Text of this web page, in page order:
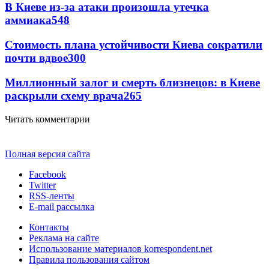
В Киеве из-за атаки произошла утечка
аммиака548
Стоимость плана устойчивости Киева сократили
почти вдвое300
Миллионный залог и смерть близнецов: в Киеве
раскрыли схему врача265
Читать комментарии
Полная версия сайта
Facebook
Twitter
RSS-ленты
E-mail рассылка
Контакты
Реклама на сайте
Использование материалов korrespondent.net
Правила пользования сайтом